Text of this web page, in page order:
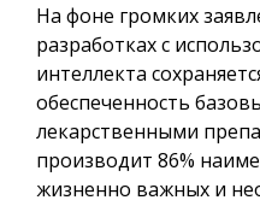
На фоне громких
разработках с
интеллекта
обеспеченность
лекарственными
производит 86%
жизненно важных и